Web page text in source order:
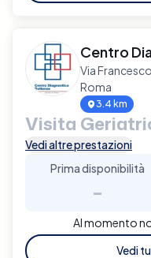
Centro
Via
Roma
3.4 km
Visita
Vedi altre prestazioni
Prima disponibilità
-
Al momento
Vedi